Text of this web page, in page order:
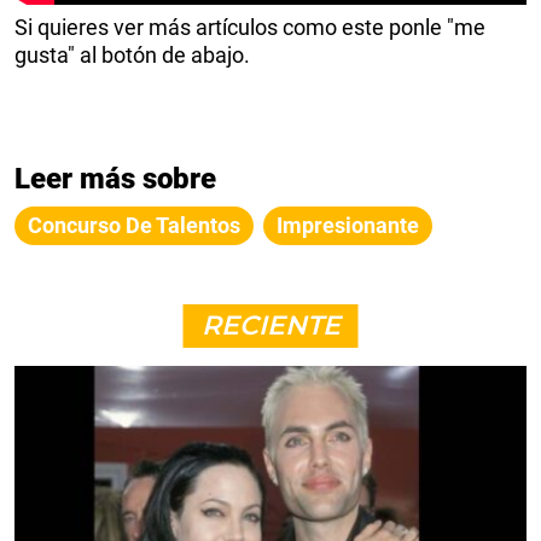
Si quieres ver más artículos como este ponle "me
gusta" al botón de abajo.
Leer más sobre
Concurso De Talentos Impresionante
RECIENTE